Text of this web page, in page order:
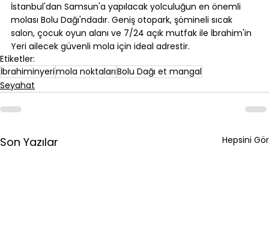
İstanbul'dan Samsun'a yapılacak yolculuğun en önemli
molası Bolu Dağı'ndadır. Geniş otopark, şömineli sıcak
salon, çocuk oyun alanı ve 7/24 açık mutfak ile İbrahim'in
Yeri ailecek güvenli mola için ideal adrestir.
Etiketler:
İbrahiminyerimola noktalarıBolu Dağı et mangal
Seyahat
Son Yazılar Hepsini Gör